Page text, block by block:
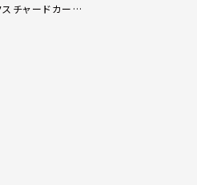
チャードカーフ
ダークチェリー